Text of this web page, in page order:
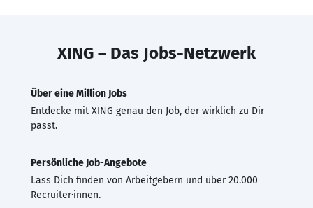
XING – Das Jobs-Netzwerk
Über eine Million Jobs
Entdecke mit XING genau den Job, der wirklich zu Dir
passt.
Persönliche Job-Angebote
Lass Dich finden von Arbeitgebern und über 20.000
Recruiter·innen.